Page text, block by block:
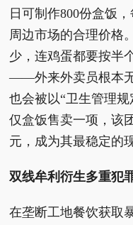
日可制作800份盒饭
周边市场的合理价格
少，连鸡蛋都要按半
——外来外卖员根本
也会被以“卫生管理规
仅盒饭售卖一项，该
元，成为其最稳定的
双线牟利衍生多重犯
在垄断工地餐饮获取